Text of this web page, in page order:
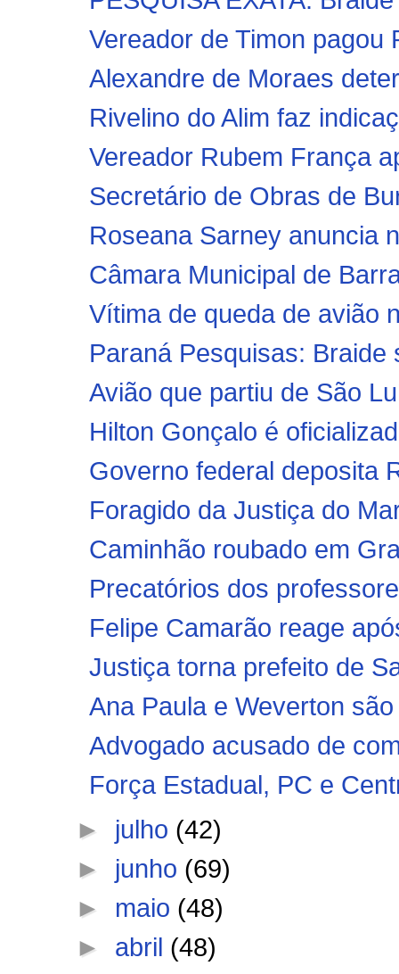
Vereador de Timon pagou
Alexandre de Moraes
Rivelino do Alim faz
Vereador Rubem França
Secretário de Obras de
Roseana Sarney anuncia
Câmara Municipal de
Vítima de queda de avião
Paraná Pesquisas:
Avião que partiu de São
Hilton Gonçalo é
Governo federal deposita
Foragido da Justiça do
Caminhão roubado em
Precatórios dos
Felipe Camarão reage
Justiça torna prefeito de
Ana Paula e Weverton
Advogado acusado de
Força Estadual, PC e
► julho (42)
► junho (69)
► maio (48)
► abril (48)